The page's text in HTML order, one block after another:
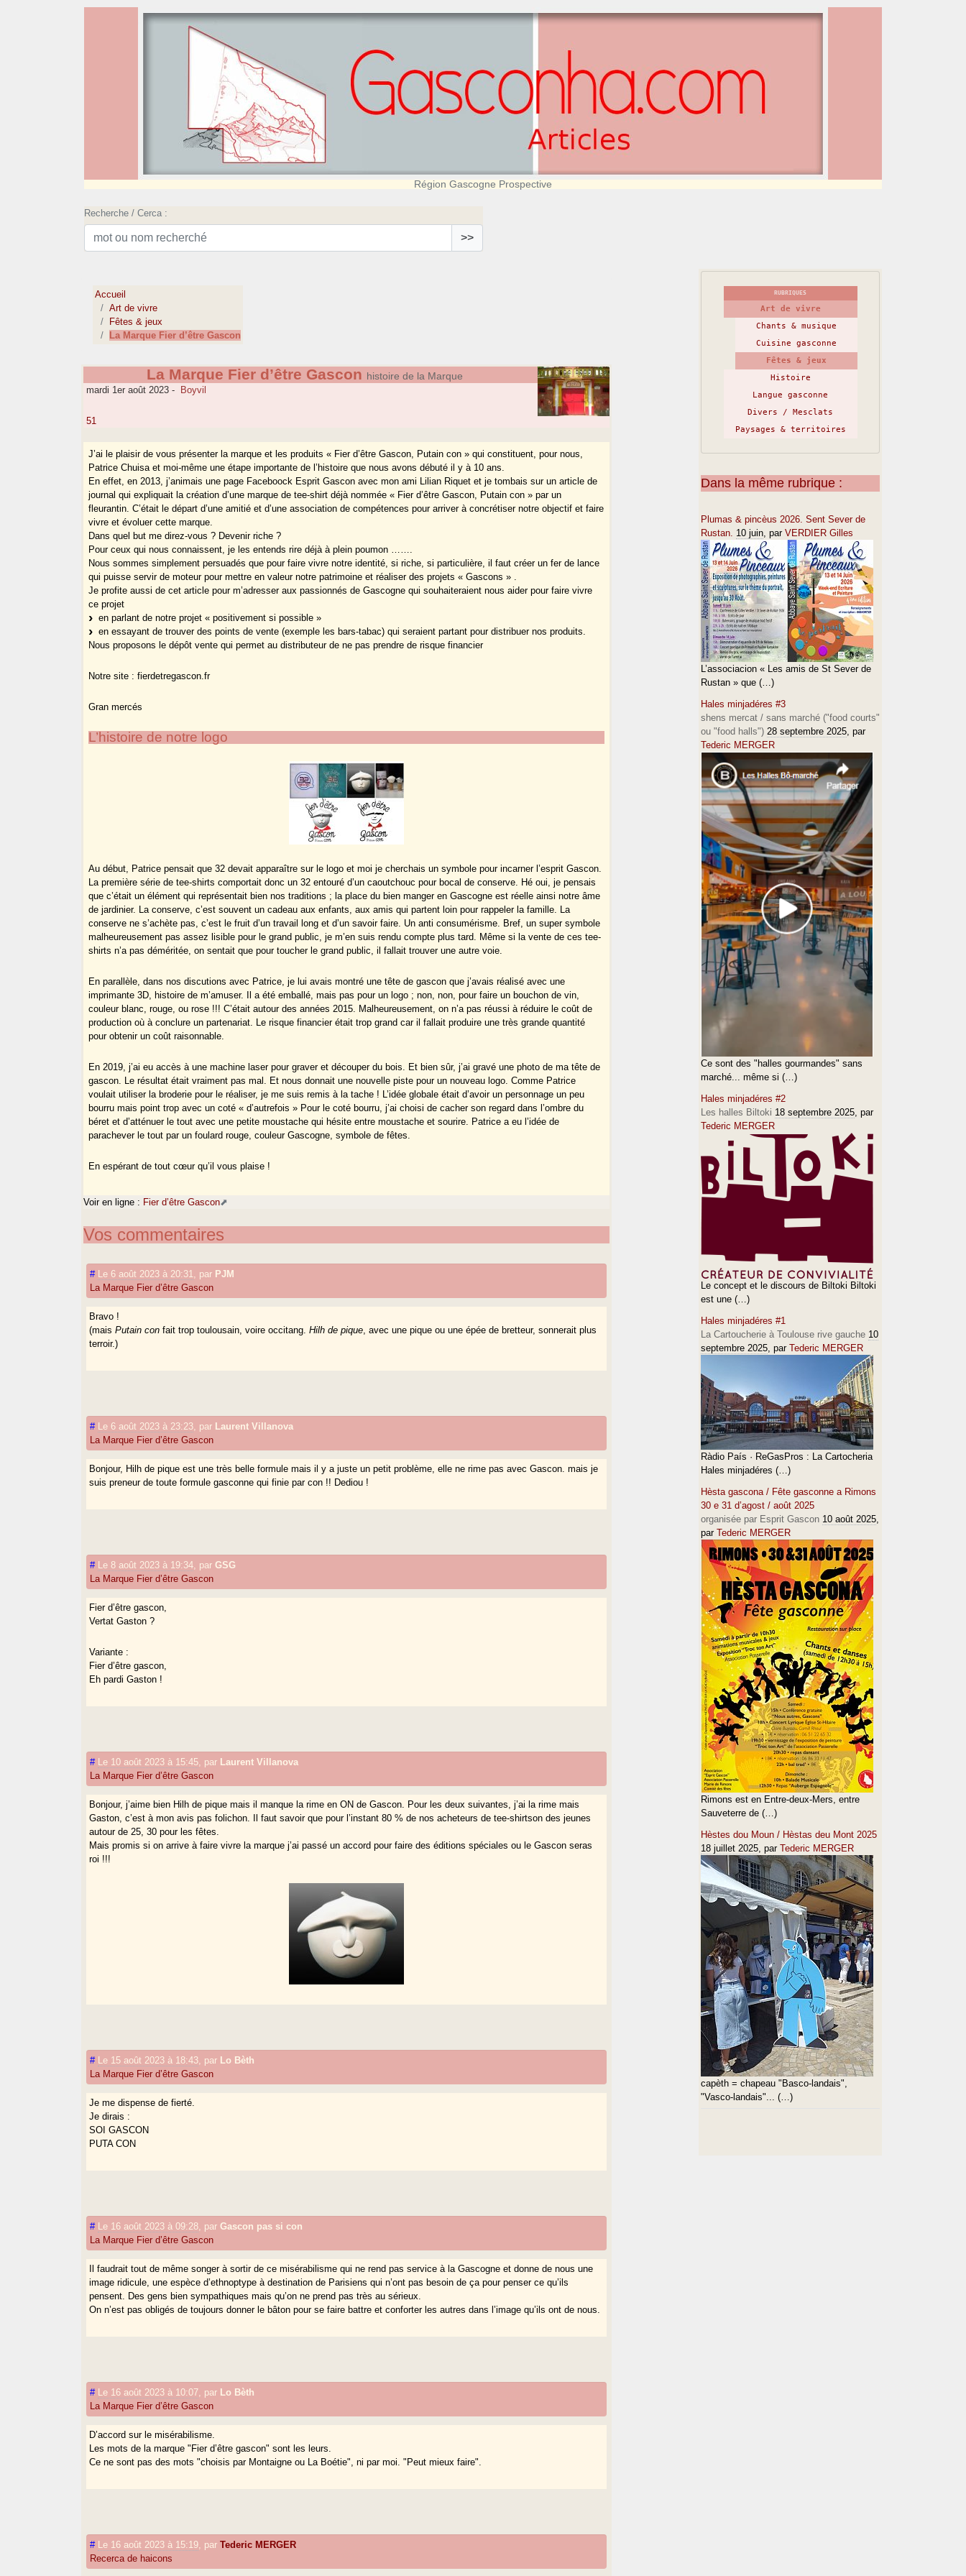
Région Gascogne Prospective
Recherche / Cerca :
>>
Accueil
Art de vivre
Fêtes & jeux
La Marque Fier d’être Gascon
La Marque Fier d’être Gascon histoire de la Marque
mardi 1er août 2023 - Boyvil
51
J’ai le plaisir de vous présenter la marque et les produits « Fier d’être Gascon, Putain con » qui constituent, pour nous,
Patrice Chuisa et moi-même une étape importante de l’histoire que nous avons débuté il y à 10 ans.
En effet, en 2013, j’animais une page Faceboock Esprit Gascon avec mon ami Lilian Riquet et je tombais sur un article de
journal qui expliquait la création d’une marque de tee-shirt déjà nommée « Fier d’être Gascon, Putain con » par un
fleurantin. C’était le départ d’une amitié et d’une association de compétences pour arriver à concrétiser notre objectif et faire
vivre et évoluer cette marque.
Dans quel but me direz-vous ? Devenir riche ?
Pour ceux qui nous connaissent, je les entends rire déjà à plein poumon …….
Nous sommes simplement persuadés que pour faire vivre notre identité, si riche, si particulière, il faut créer un fer de lance
qui puisse servir de moteur pour mettre en valeur notre patrimoine et réaliser des projets « Gascons » .
Je profite aussi de cet article pour m’adresser aux passionnés de Gascogne qui souhaiteraient nous aider pour faire vivre
ce projet
en parlant de notre projet « positivement si possible »
en essayant de trouver des points de vente (exemple les bars-tabac) qui seraient partant pour distribuer nos produits.
Nous proposons le dépôt vente qui permet au distributeur de ne pas prendre de risque financier
Notre site : fierdetregascon.fr
Gran mercés
L’histoire de notre logo
Au début, Patrice pensait que 32 devait apparaître sur le logo et moi je cherchais un symbole pour incarner l’esprit Gascon.
La première série de tee-shirts comportait donc un 32 entouré d’un caoutchouc pour bocal de conserve. Hé oui, je pensais
que c’était un élément qui représentait bien nos traditions ; la place du bien manger en Gascogne est réelle ainsi notre âme
de jardinier. La conserve, c’est souvent un cadeau aux enfants, aux amis qui partent loin pour rappeler la famille. La
conserve ne s’achète pas, c’est le fruit d’un travail long et d’un savoir faire. Un anti consumérisme. Bref, un super symbole
malheureusement pas assez lisible pour le grand public, je m’en suis rendu compte plus tard. Même si la vente de ces tee-
shirts n’a pas déméritée, on sentait que pour toucher le grand public, il fallait trouver une autre voie.
En parallèle, dans nos discutions avec Patrice, je lui avais montré une tête de gascon que j’avais réalisé avec une
imprimante 3D, histoire de m’amuser. Il a été emballé, mais pas pour un logo ; non, non, pour faire un bouchon de vin,
couleur blanc, rouge, ou rose !!! C’était autour des années 2015. Malheureusement, on n’a pas réussi à réduire le coût de
production où à conclure un partenariat. Le risque financier était trop grand car il fallait produire une très grande quantité
pour obtenir un coût raisonnable.
En 2019, j’ai eu accès à une machine laser pour graver et découper du bois. Et bien sûr, j’ai gravé une photo de ma tête de
gascon. Le résultat était vraiment pas mal. Et nous donnait une nouvelle piste pour un nouveau logo. Comme Patrice
voulait utiliser la broderie pour le réaliser, je me suis remis à la tache ! L’idée globale était d’avoir un personnage un peu
bourru mais point trop avec un coté « d’autrefois » Pour le coté bourru, j’ai choisi de cacher son regard dans l’ombre du
béret et d’atténuer le tout avec une petite moustache qui hésite entre moustache et sourire. Patrice a eu l’idée de
parachever le tout par un foulard rouge, couleur Gascogne, symbole de fêtes.
En espérant de tout cœur qu’il vous plaise !
Voir en ligne : Fier d’être Gascon
Vos commentaires
# Le 6 août 2023 à 20:31 par PJM
La Marque Fier d’être Gascon
Bravo !
(maisPutain con fait trop toulousain, voire occitang.Hilh de pique , avec une pique ou une épée de bretteur, sonnerait plus
terroir.)
# Le 6 août 2023 à 23:23 par Laurent Villanova
La Marque Fier d’être Gascon
Bonjour, Hilh de pique est une très belle formule mais il y a juste un petit problème, elle ne rime pas avec Gascon. mais je
suis preneur de toute formule gasconne qui finie par con !! Dediou !
# Le 8 août 2023 à 19:34 parGSG
La Marque Fier d’être Gascon
Fier d’être gascon,
Vertat Gaston ?
Variante :
Fier d’être gascon,
Eh pardi Gaston !
# Le 10 août 2023 à 15:45 par Laurent Villanova
La Marque Fier d’être Gascon
Bonjour, j’aime bien Hilh de pique mais il manque la rime en ON de Gascon. Pour les deux suivantes, j’ai la rime mais
Gaston, c’est à mon avis pas folichon. Il faut savoir que pour l’instant 80 % de nos acheteurs de tee-shirtson des jeunes
autour de 25, 30 pour les fêtes.
Mais promis si on arrive à faire vivre la marque j’ai passé un accord pour faire des éditions spéciales ou le Gascon seras
roi !!!
# Le 15 août 2023 à 18:43 par Lo Bèth
La Marque Fier d’être Gascon
Je me dispense de fierté.
Je dirais :
SOI GASCON
PUTA CON
# Le 16 août 2023 à 09:28 parGascon pas si con
La Marque Fier d’être Gascon
Il faudrait tout de même songer à sortir de ce misérabilisme qui ne rend pas service à la Gascogne et donne de nous une
image ridicule, une espèce d’ethnoptype à destination de Parisiens qui n’ont pas besoin de ça pour penser ce qu’ils
pensent. Des gens bien sympathiques mais qu’on ne prend pas très au sérieux.
On n’est pas obligés de toujours donner le bâton pour se faire battre et conforter les autres dans l’image qu’ils ont de nous.
# Le 16 août 2023 à 10:07 par Lo Bèth
La Marque Fier d’être Gascon
D’accord sur le misérabilisme.
Les mots de la marque "Fier d’être gascon" sont les leurs.
Ce ne sont pas des mots "choisis par Montaigne ou La Boétie", ni par moi. "Peut mieux faire".
# Le 16 août 2023 à 15:19 parTederic MERGER
Recerca de haicons
RUBRIQUES
Art de vivre
Chants & musique
Cuisine gasconne
Fêtes & jeux
Histoire
Langue gasconne
Divers / Mesclats
Paysages & territoires
Dans la même rubrique :
Plumas & pincèus 2026. Sent Sever de
Rustan. 10 juin, par VERDIER Gilles
L’associacion « Les amis de St Sever de
Rustan » que (…)
Hales minjadéres #3
shens mercat / sans marché ("food courts"
ou "food halls") 28 septembre 2025, par
Tederic MERGER
Ce sont des "halles gourmandes" sans
marché... même si (…)
Hales minjadéres #2
Les halles Biltoki 18 septembre 2025, par
Tederic MERGER
Le concept et le discours de Biltoki Biltoki
est une (…)
Hales minjadéres #1
La Cartoucherie à Toulouse rive gauche 10
septembre 2025, par Tederic MERGER
Ràdio País · ReGasPros : La Cartocheria
Hales minjadéres (…)
Hèsta gascona / Fête gasconne a Rimons
30 e 31 d’agost / août 2025
organisée par Esprit Gascon 10 août 2025,
par Tederic MERGER
Rimons est en Entre-deux-Mers, entre
Sauveterre de (…)
Hèstes dou Moun / Hèstas deu Mont 2025
18 juillet 2025, par Tederic MERGER
capèth = chapeau "Basco-landais",
"Vasco-landais"... (…)